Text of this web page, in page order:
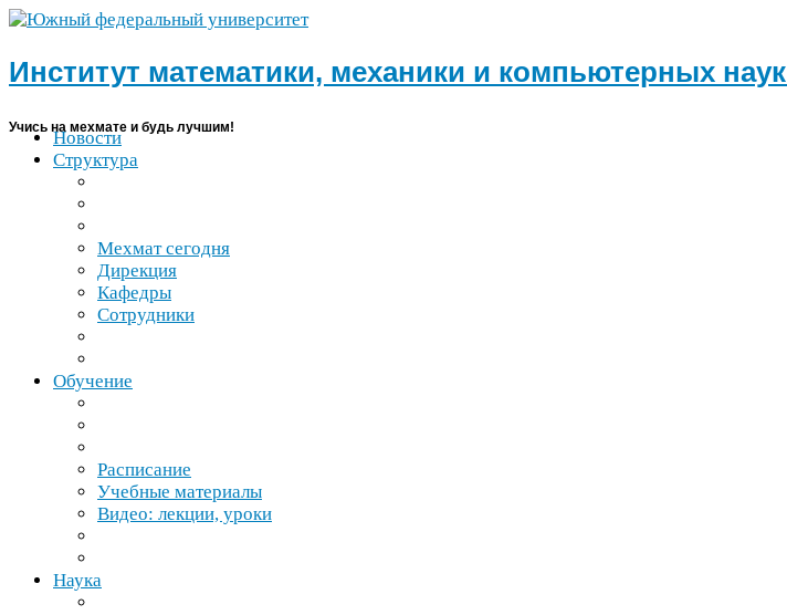
Институт математики, механики и компьютерных наук
Учись на мехмате и будь лучшим!
Новости
Структура
Мехмат сегодня
Дирекция
Кафедры
Сотрудники
Обучение
Расписание
Учебные материалы
Видео: лекции, уроки
Наука